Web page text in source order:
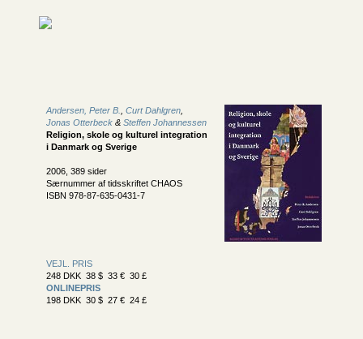
Andersen, Peter B. Curt Dahlgren
Jonas Otterbeck & Steffen Johannessen
Religion, skole og kulturel integration
i Danmark og Sverige
2006, 389 sider
Særnummer af tidsskriftet CHAOS
ISBN 978-87-635-0431-7
VEJL. PRIS
248 DKK 38 $ 33 € 30 £
ONLINEPRIS
198 DKK 30 $ 27 € 24 £